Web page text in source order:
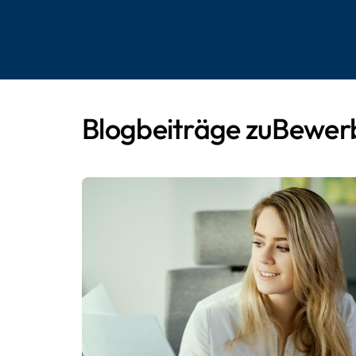
Blogbeiträge zu